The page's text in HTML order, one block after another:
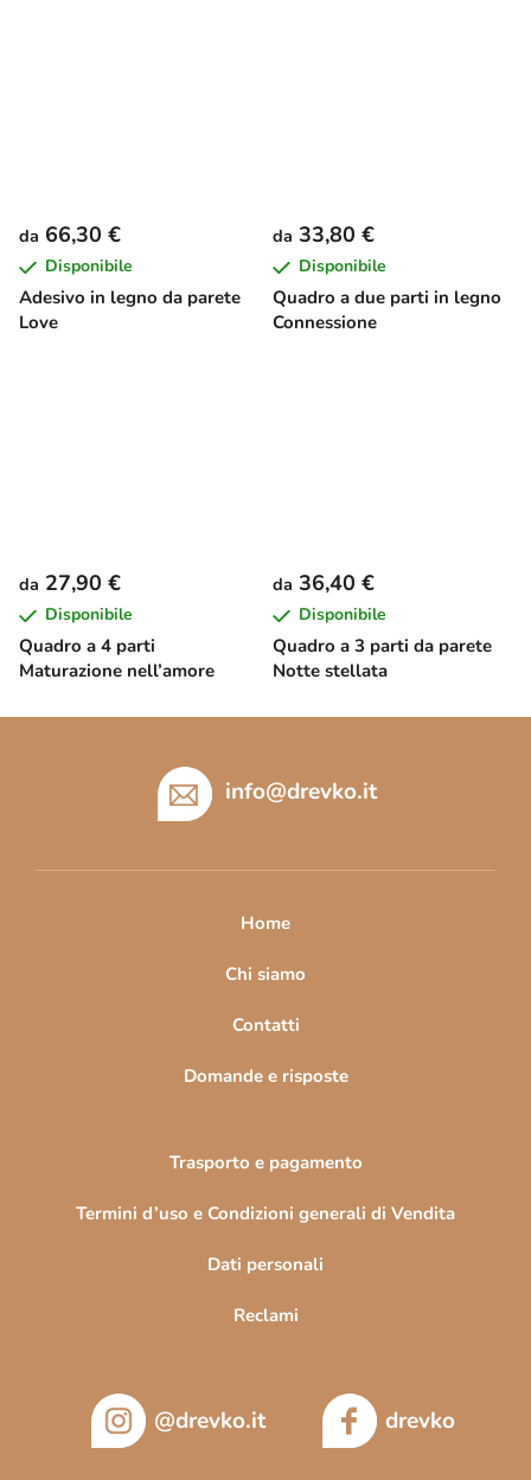
Adesivo in legno da parete
Love
da 66,30 €
Disponibile
Quadro a due parti in legno
Connessione
da 33,80 €
Disponibile
Quadro a 4 parti
Maturazione nell’amore
da 27,90 €
Disponibile
Quadro a 3 parti da parete
Notte stellata
da 36,40 €
Disponibile
info@drevko.it
Home
Chi siamo
Contatti
Domande e risposte
Trasporto e pagamento
Termini d’uso e Condizioni generali di Vendita
Dati personali
Reclami
@drevko.it drevko